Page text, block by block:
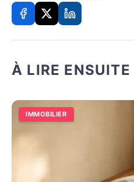
À LIRE ENSUITE
IMMOBILIER